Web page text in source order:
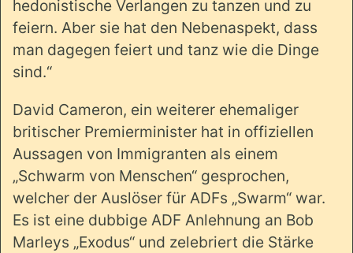
hedonistische Verlangen zu tanzen und zu
feiern. Aber sie hat den Nebenaspekt, dass
man dagegen feiert und tanz wie die Dinge
sind.“
David Cameron, ein weiterer ehemaliger
britischer Premierminister hat in offiziellen
Aussagen von Immigranten als einem
„Schwarm von Menschen“ gesprochen,
welcher der Auslöser für ADFs „Swarm“ war.
Es ist eine dubbige ADF Anlehnung an Bob
Marleys „Exodus“ und zelebriert die Stärke